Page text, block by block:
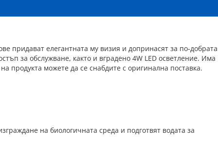
придават елегантната му визия и допринасят за по-добрата
за обслужване, както и вградено 4W LED осветление. Има
продукта можете да се снабдите с оригинална поставка.
на биологичната среда и подготвят водата за